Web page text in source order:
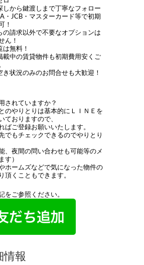
しから鍵渡しまで丁寧なフォロー
・JCB・マスターカード等で初期
！
の請求以外で不要なオプションは
ん！
無料！
載中の賃貸物件も初期費用安くご
状況のみのお問合せも大歓迎！
されていますか？
のやりとりは基本的にＬＩＮＥを
ておりますので、
ばご登録お願いいたします。
でもチェックできるのでやりとり
、夜間の問い合わせも可能等のメ
す）
ホームズなどで気になった物件の
頂くこともできます。
をご参照ください。
情報